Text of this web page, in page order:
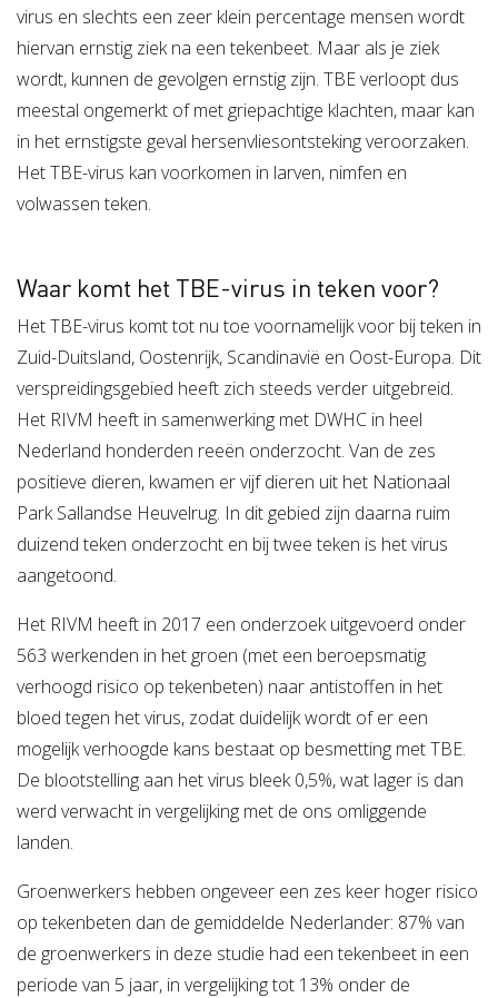
virus en slechts een zeer klein percentage mensen wordt
hiervan ernstig ziek na een tekenbeet. Maar als je ziek
wordt, kunnen de gevolgen ernstig zijn. TBE verloopt dus
meestal ongemerkt of met griepachtige klachten, maar kan
in het ernstigste geval hersenvliesontsteking veroorzaken.
Het TBE-virus kan voorkomen in larven, nimfen en
volwassen teken.
Waar komt het TBE-virus in teken voor?
Het TBE-virus komt tot nu toe voornamelijk voor bij teken in
Zuid-Duitsland, Oostenrijk, Scandinavië en Oost-Europa. Dit
verspreidingsgebied heeft zich steeds verder uitgebreid.
Het RIVM heeft in samenwerking met DWHC in heel
Nederland honderden reeën onderzocht. Van de zes
positieve dieren, kwamen er vijf dieren uit het Nationaal
Park Sallandse Heuvelrug. In dit gebied zijn daarna ruim
duizend teken onderzocht en bij twee teken is het virus
aangetoond.
Het RIVM heeft in 2017 een onderzoek uitgevoerd onder
563 werkenden in het groen (met een beroepsmatig
verhoogd risico op tekenbeten) naar antistoffen in het
bloed tegen het virus, zodat duidelijk wordt of er een
mogelijk verhoogde kans bestaat op besmetting met TBE.
De blootstelling aan het virus bleek 0,5%, wat lager is dan
werd verwacht in vergelijking met de ons omliggende
landen.
Groenwerkers hebben ongeveer een zes keer hoger risico
op tekenbeten dan de gemiddelde Nederlander: 87% van
de groenwerkers in deze studie had een tekenbeet in een
periode van 5 jaar, in vergelijking tot 13% onder de